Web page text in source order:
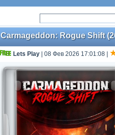
Carmageddon: Rogue Shift
Lets Play | 08 Фев 2026 17:01:08